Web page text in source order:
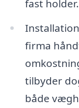
fast holder.
firma
tilbyder
både